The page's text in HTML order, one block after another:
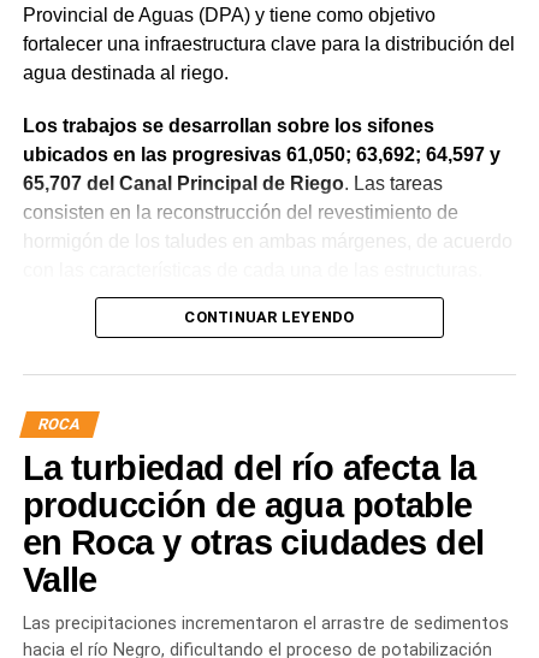
Provincial de Aguas (DPA) y tiene como objetivo
fortalecer una infraestructura clave para la distribución del
agua destinada al riego.
Los trabajos se desarrollan sobre los sifones
ubicados en las progresivas 61,050; 63,692; 64,597 y
65,707 del Canal Principal de Riego. Las tareas
consisten en la reconstrucción del revestimiento de
hormigón de los taludes en ambas márgenes, de acuerdo
La obra incluye la demolición de losas deterioradas, la
requieren, la ejecución de un nuevo revestimiento de
hormigón reforzado con malla de acero y el sellado de
juntas para mejorar la durabilidad de la infraestructura.
Desde el DPA destacaron que esta intervención forma
parte del plan de mantenimiento y renovación de la
infraestructura hídrica provincial, con el propósito de
optimizar la conducción del agua, preservar el Canal
seguro para los productores del Alto Valle.
CONTINUAR LEYENDO
ROCA
La turbiedad del río afecta la
producción de agua potable
en Roca y otras ciudades del
Valle
Las precipitaciones incrementaron el arrastre de sedimentos
hacia el río Negro, dificultando el proceso de potabilización